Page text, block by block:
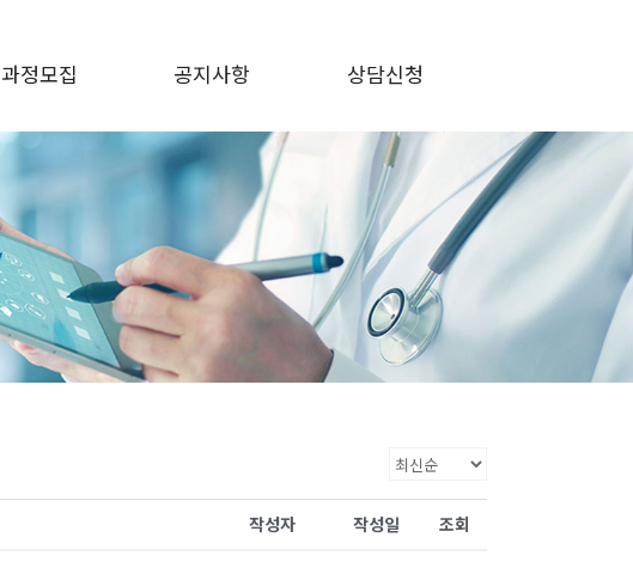
과정모집
국민취업지원제도
국민내일배움카드
공지사항
공지사항
포토 갤러리
상담신청
상담신청
작성자 작성일 조회